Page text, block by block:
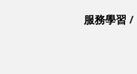
服務學習